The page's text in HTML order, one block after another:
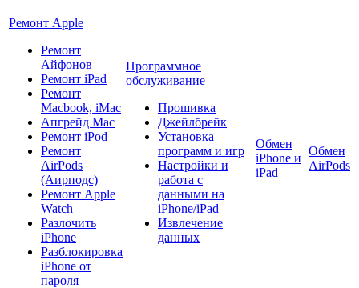
Ремонт Apple
Ремонт
Айфонов
Ремонт iPad
Ремонт
Macbook, iMac
Апгрейд Mac
Ремонт iPod
Ремонт
AirPods
(Аирподс)
Ремонт Apple
Watch
Разлочить
iPhone
Разблокировка
iPhone от
пароля
Программное
обслуживание
Прошивка
Джейлбрейк
Установка
программ и игр
Настройки и
работа с
данными на
iPhone/iPad
Извлечение
данных
Обмен
iPhone и
iPad
Обмен
AirPods